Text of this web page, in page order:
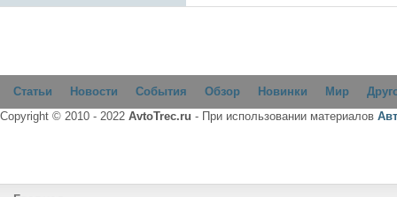
Статьи Новости События Обзор Новинки Мир
Copyright © 2010 - 2022 AvtoTrec.ru - При использовании материалов